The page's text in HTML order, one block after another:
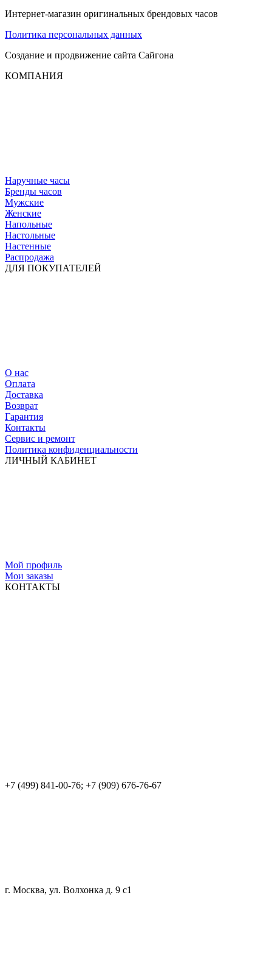
Интернет-магазин оригинальных брендовых часов
Политика персональных данных
Создание и продвижение сайта Сайгона
КОМПАНИЯ
Наручные часы
Бренды часов
Мужские
Женские
Напольные
Настольные
Настенные
Распродажа
ДЛЯ ПОКУПАТЕЛЕЙ
О нас
Оплата
Доставка
Возврат
Гарантия
Контакты
Сервис и ремонт
Политика конфиденциальности
ЛИЧНЫЙ КАБИНЕТ
Мой профиль
Мои заказы
КОНТАКТЫ
+7 (499) 841-00-76; +7 (909) 676-76-67
г. Москва, ул. Волхонка д. 9 с1